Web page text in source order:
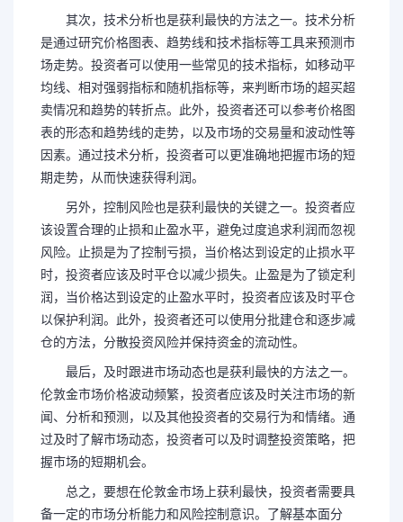
其次，技术分析也是获利最快的方法之一。技术分析
是通过研究价格图表、趋势线和技术指标等工具来预测市
场走势。投资者可以使用一些常见的技术指标，如移动平
均线、相对强弱指标和随机指标等，来判断市场的超买超
卖情况和趋势的转折点。此外，投资者还可以参考价格图
表的形态和趋势线的走势，以及市场的交易量和波动性等
因素。通过技术分析，投资者可以更准确地把握市场的短
期走势，从而快速获得利润。
另外，控制风险也是获利最快的关键之一。投资者应
该设置合理的止损和止盈水平，避免过度追求利润而忽视
风险。止损是为了控制亏损，当价格达到设定的止损水平
时，投资者应该及时平仓以减少损失。止盈是为了锁定利
润，当价格达到设定的止盈水平时，投资者应该及时平仓
以保护利润。此外，投资者还可以使用分批建仓和逐步减
仓的方法，分散投资风险并保持资金的流动性。
最后，及时跟进市场动态也是获利最快的方法之一。
伦敦金市场价格波动频繁，投资者应该及时关注市场的新
闻、分析和预测，以及其他投资者的交易行为和情绪。通
过及时了解市场动态，投资者可以及时调整投资策略，把
握市场的短期机会。
总之，要想在伦敦金市场上获利最快，投资者需要具
备一定的市场分析能力和风险控制意识。了解基本面分